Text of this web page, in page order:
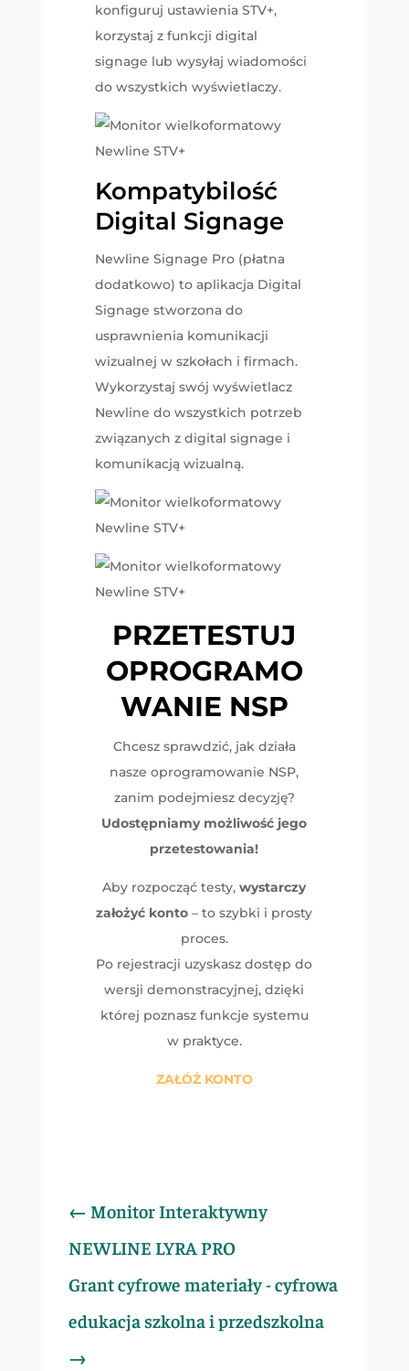
konfiguruj ustawienia STV+,
korzystaj z funkcji digital
signage lub wysyłaj wiadomości
do wszystkich wyświetlaczy.
Kompatybilość
Digital Signage
Newline Signage Pro (płatna
dodatkowo) to aplikacja Digital
Signage stworzona do
usprawnienia komunikacji
wizualnej w szkołach i firmach.
Wykorzystaj swój wyświetlacz
Newline do wszystkich potrzeb
związanych z digital signage i
komunikacją wizualną.
PRZETESTUJ
OPROGRAMO
WANIE NSP
Chcesz sprawdzić, jak działa
nasze oprogramowanie NSP,
zanim podejmiesz decyzję?
Udostępniamy możliwość jego
przetestowania!
Aby rozpocząć testy, wystarczy
założyć konto – to szybki i prosty
proces.
Po rejestracji uzyskasz dostęp do
wersji demonstracyjnej, dzięki
której poznasz funkcje systemu
w praktyce.
ZAŁÓŻ KONTO
← Monitor Interaktywny
NEWLINE LYRA PRO
Grant cyfrowe materiały - cyfrowa
edukacja szkolna i przedszkolna
→